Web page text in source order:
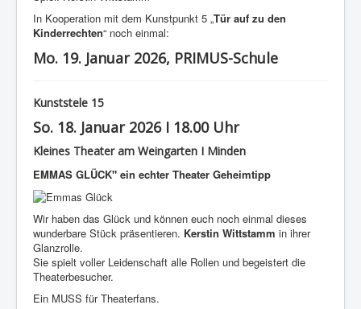
In Kooperation mit dem Kunstpunkt 5 „Tür auf zu den
Kinderrechten“ noch einmal:
Mo. 19. Januar 2026, PRIMUS-Schule
Kunststele 15
So. 18. Januar 2026 I 18.00 Uhr
Kleines Theater am Weingarten I Minden
EMMAS GLÜCK" ein echter Theater Geheimtipp
Wir haben das Glück und können euch noch einmal dieses
wunderbare Stück präsentieren. Kerstin Wittstamm in ihrer
Glanzrolle.
Sie spielt voller Leidenschaft alle Rollen und begeistert die
Theaterbesucher.
Ein MUSS für Theaterfans.